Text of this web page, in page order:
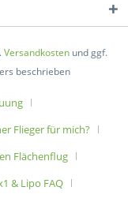
Versandkosten und ggf.
beschrieben
Flieger für mich?
Flächenflug
& Lipo FAQ